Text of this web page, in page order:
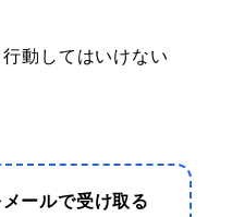
動してはいけない
ールで受け取る